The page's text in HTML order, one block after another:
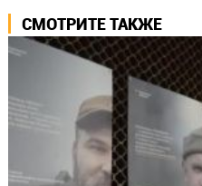
СМОТРИТЕ ТАКЖЕ